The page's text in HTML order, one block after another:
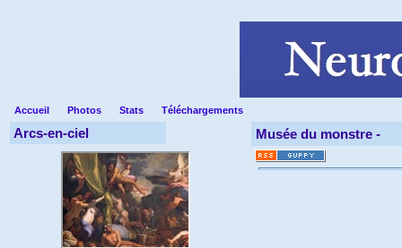
Accueil Photos Stats Téléchargements
Arcs-en-ciel Musée du monstre -